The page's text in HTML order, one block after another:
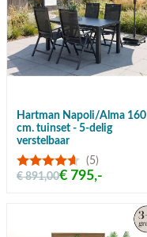
Hartman Napoli/Alma 160
cm. tuinset - 5-delig
verstelbaar
(5)
€ 891,00€ 795,-